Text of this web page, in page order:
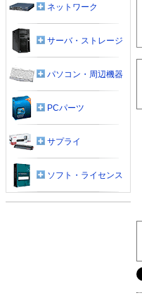
ネットワーク
サーバ・ストレージ
パソコン・周辺機器
PCパーツ
サプライ
ソフト・ライセンス